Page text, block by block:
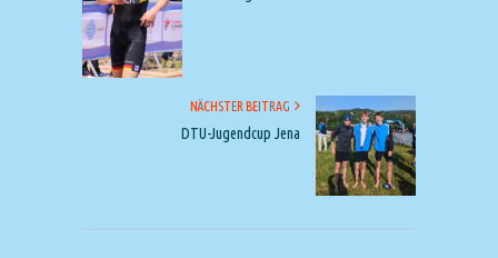
NÄCHSTER BEITRAG
DTU-Jugendcup Jena